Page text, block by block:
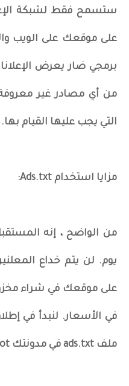
ستسمح فقط لشبكة
على موقعك على الويب
برمجي ضار يعرض
من أي مصادر غير
التي يجب عليها القيام بها.
مزايا استخدام Ads.txt:
من الواضح ، إنه
يوم. لن يتم خداع
على موقعك في شراء
في الأسعار. لنبدأ في
ملف ads.txt في مدونتك Blogger Blogspot.